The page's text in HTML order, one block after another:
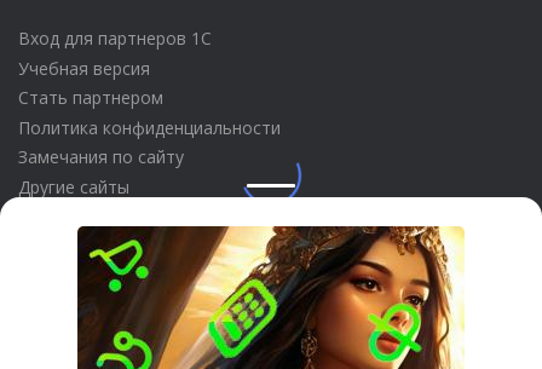
Вход для партнеров 1С
Учебная версия
Стать партнером
Политика конфиденциальности
Замечания по сайту
Другие сайты
Телефон:+7 (495) 737-92-57
Email:site_v8@1c.ru
Отдел продаж:г. Москва,улица Селезнёвская, дом 21